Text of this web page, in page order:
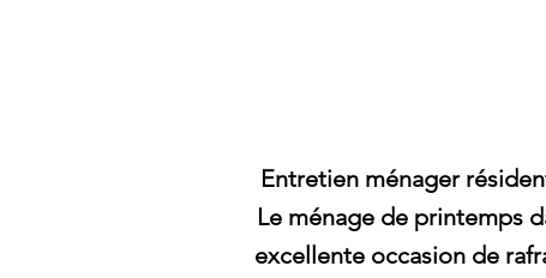
Entretien ménager
Le ménage de printemps
excellente occasion de